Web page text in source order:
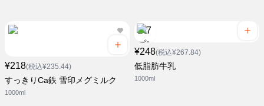
¥218(税込¥235.44)
すっきりCa鉄 雪印メグミルク
1000ml
¥248(税込¥267.84)
低脂肪牛乳
1000ml